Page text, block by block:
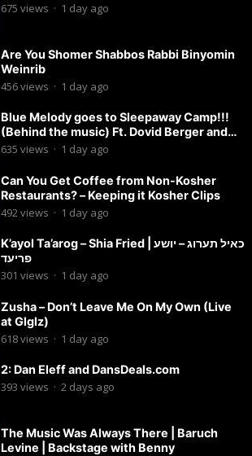
675 views · 1 day ago
Are You Shomer Shabbos Rabbi Binyomin
Weinrib
456views · 1 day ago
Blue Melody goes to Sleepaway Camp!!!
(Behind the music) Ft. Dovid Berger and
Chaim Brown
635 views · 1 day ago
Can You Get Coffee from Non-Kosher
Restaurants? – Keeping it Kosher Clips
492views · 1 day ago
K’ayol Ta’arog – Shia Fried | כאיל תערוג – יושע
פריעד
301 views · 1 day ago
Zusha – Don’t Leave Me On My Own (Live
at Glglz)
618views · 1 day ago
2: Dan Eleff and DansDeals.com
393 views · 2 days ago
The Music Was Always There | Baruch
Levine | Backstage with Benny